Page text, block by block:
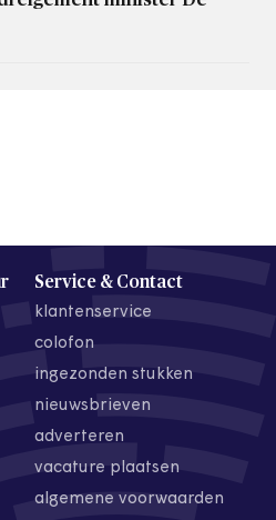
Service & Contact
klantenservice
colofon
ingezonden stukken
nieuwsbrieven
adverteren
vacature plaatsen
algemene voorwaarden